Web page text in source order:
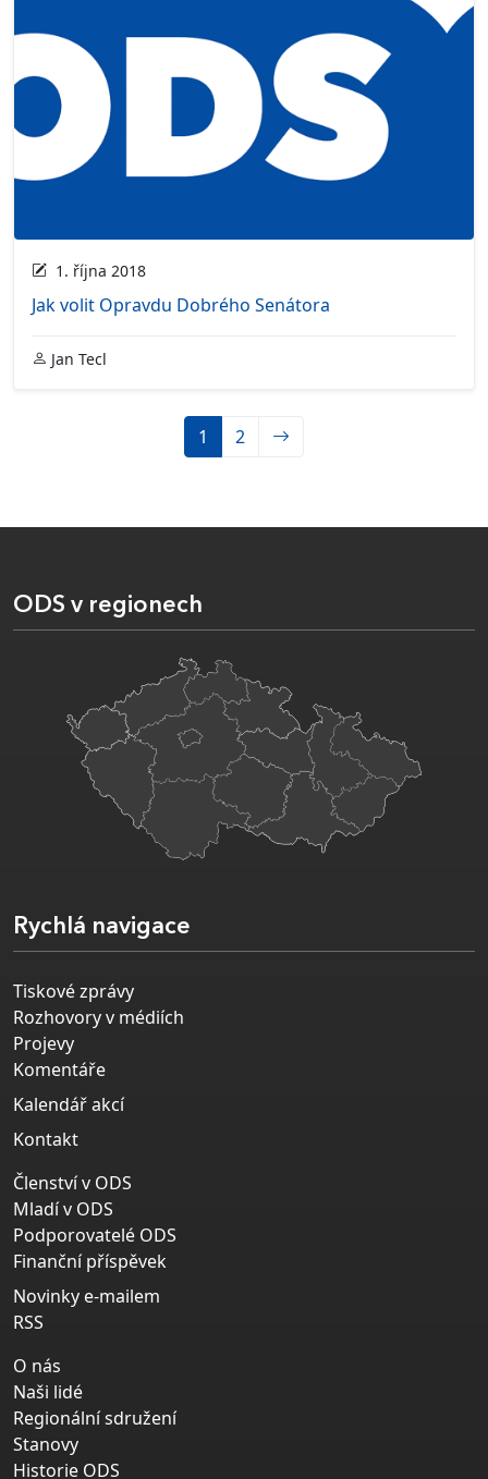
1. října 2018
Jak volit Opravdu Dobrého Senátora
Jan Tecl
1 2
ODS v regionech
Rychlá navigace
Tiskové zprávy
Rozhovory v médiích
Projevy
Komentáře
Kalendář akcí
Kontakt
Členství v ODS
Mladí v ODS
Podporovatelé ODS
Finanční příspěvek
Novinky e-mailem
RSS
O nás
Naši lidé
Regionální sdružení
Stanovy
Historie ODS